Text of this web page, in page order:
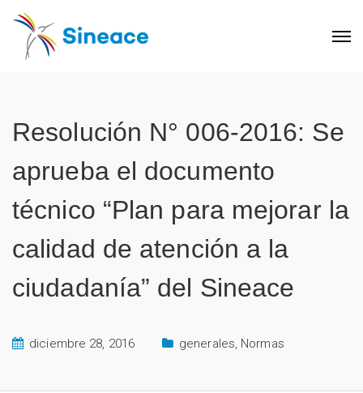
Resolución N° 006-2016: Se
aprueba el documento
técnico “Plan para mejorar la
calidad de atención a la
ciudadanía” del Sineace
diciembre 28, 2016 generales, Normas